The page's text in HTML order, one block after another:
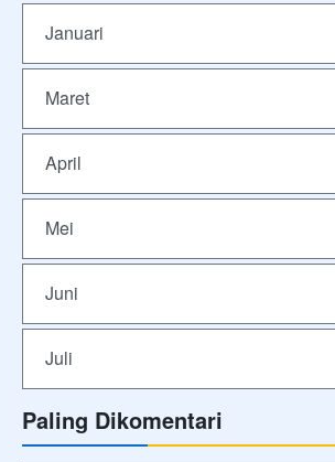
Januari
Maret
April
Mei
Juni
Juli
Paling Dikomentari